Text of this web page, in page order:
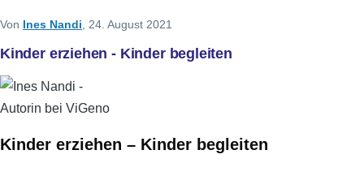
Von Ines Nandi , 24. August 2021
Kinder erziehen - Kinder begleiten
Kinder erziehen – Kinder begleiten